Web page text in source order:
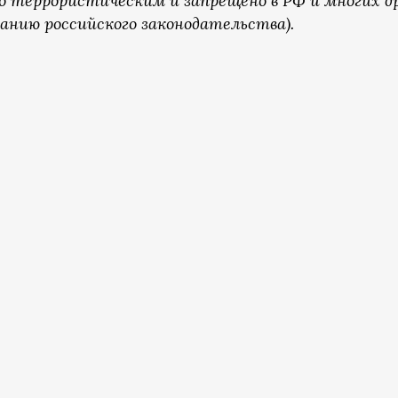
российского законодательства).